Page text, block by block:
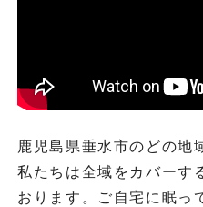
鹿児島県垂水市のどの地
私たちは全域をカバーす
おります。ご自宅に眠っ